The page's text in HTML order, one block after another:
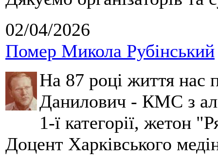
02/04/2026
Помер Микола Рубінський
На 87 році життя нас
Данилович - КМС з
1-ї категорії, жетон
Доцент Харківського